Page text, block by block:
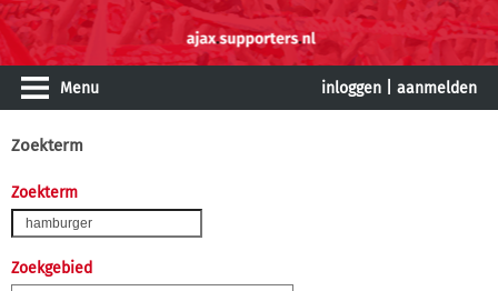
Menu inloggen aanmelden
Zoekterm
Zoekterm
Zoekgebied